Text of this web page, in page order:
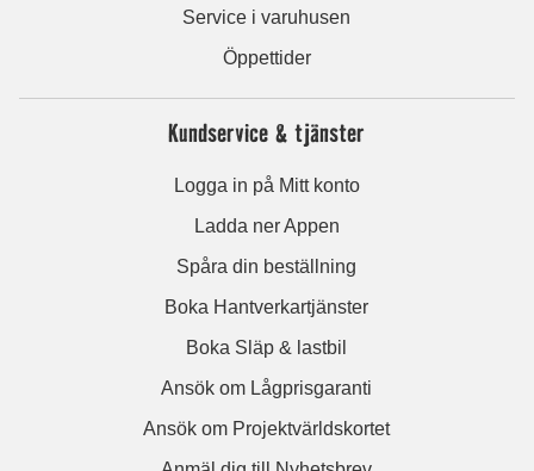
Service i varuhusen
Öppettider
Kundservice & tjänster
Logga in på Mitt konto
Ladda ner Appen
Spåra din beställning
Boka Hantverkartjänster
Boka Släp & lastbil
Ansök om Lågprisgaranti
Ansök om Projektvärldskortet